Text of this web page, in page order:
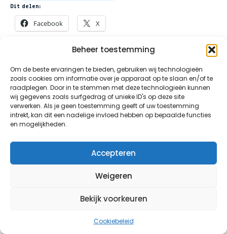
Beheer toestemming
Om de beste ervaringen te bieden, gebruiken wij technologieën
zoals cookies om informatie over je apparaat op te slaan en/of te
raadplegen. Door in te stemmen met deze technologieën kunnen
wij gegevens zoals surfgedrag of unieke ID's op deze site
verwerken. Als je geen toestemming geeft of uw toestemming
intrekt, kan dit een nadelige invloed hebben op bepaalde functies
en mogelijkheden.
Accepteren
Weigeren
Bekijk voorkeuren
Cookiebeleid
Dit delen:
Facebook X
©2026 All Rights Reserved | Roparun Team 188,
Maak Een Vuist